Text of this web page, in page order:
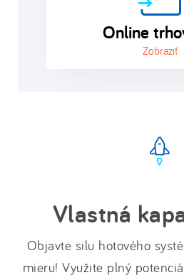
Online
Zobraziť
Vlastná
Objavte silu hotového
mieru! Využite plný